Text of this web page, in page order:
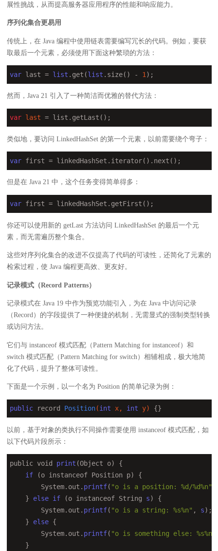
展性挑战，从而提高服务器应用程序的性能和响应能力。
序列化集合更易用
传统上，在 Java 编程中使用链表需要编写冗长的代码。例如，要获
取最后一个元素，必须使用下面这种繁琐的方法：
var last = list .get(list .size() - 1 );
然而，Java 21 引入了一种简洁而优雅的替代方法：
var last = list.getLast();
类似地，要访问 LinkedHashSet 的第一个元素，以前需要绕个弯子：
var first = linkedHashSet.iterator().next();
但是在 Java 21 中，这个任务变得简单得多：
var first = linkedHashSet.getFirst();
你还可以使用新的 getLast 方法访问 LinkedHashSet 的最后一个元
素，而无需遍历整个集合。
这些对序列化集合的改进不仅提高了代码的可读性，还简化了元素的
检索过程，使 Java 编程更高效、更友好。
记录模式（Record Patterns）
记录模式在 Java 19 中作为预览功能引入，为在 Java 中访问记录
（Record）的字段提供了一种便捷的机制，无需显式的强制类型转换
或访问方法。
它们与 instanceof 模式匹配（Pattern Matching for instanceof）和
switch 模式匹配（Pattern Matching for switch）相辅相成，极大地简
化了代码，提升了整体可读性。
下面是一个示例，以一个名为 Position 的简单记录为例：
public record Position(int x, int y) {}
以前，基于对象的类执行不同操作需要使用 instanceof 模式匹配，如
以下代码片段所示：
public void print (Object o) {
if (o instanceof Position p) {
        System.out.
printf( "o is a position: %d/%d%n"
    }
else if (o instanceof String s) {
        System.out.
printf( "o is a string: %s%n" , s);
    }
else {
        System.out.
printf( "o is something else: %s%n"
    }